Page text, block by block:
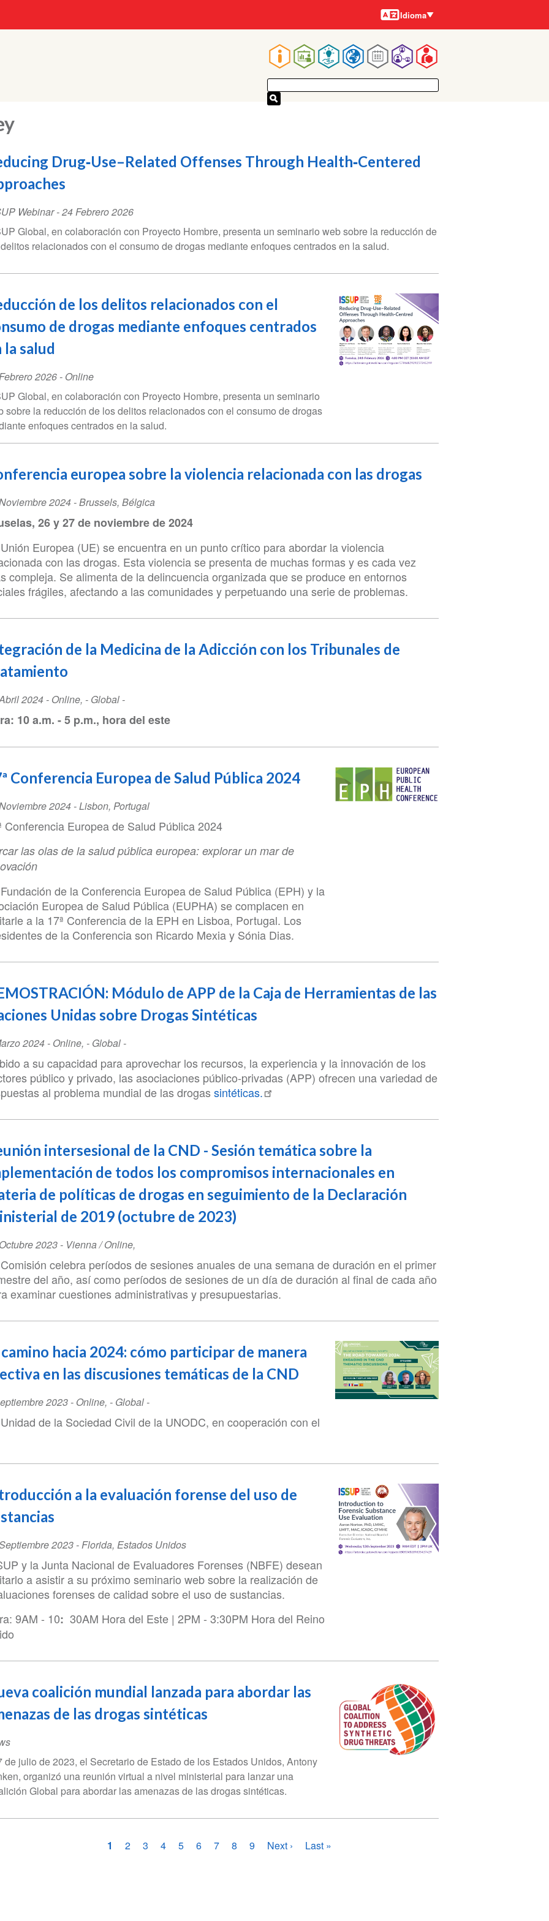
Main
navigation
Idiomas
Idioma
Drug‑Use–Related Offenses Through Health‑Centered
Webinar-24 Febrero 2026
Global, en colaboración con Proyecto Hombre, presenta un seminario web sobre la reducción de
relacionados con el consumo de drogas mediante enfoques centrados en la salud.
de los delitos relacionados con el
de drogas mediante enfoques centrados
la salud
2026 - Online
Global, en colaboración con Proyecto Hombre, presenta un seminario
sobre la reducción de los delitos relacionados con el consumo de drogas
enfoques centrados en la salud.
europea sobre la violencia relacionada con las drogas
2024 -Brussels, Bélgica
26 y 27 de noviembre de 2024
Europea (UE) se encuentra en un punto crítico para abordar la violencia
con las drogas. Esta violencia se presenta de muchas formas y es cada vez
compleja. Se alimenta de la delincuencia organizada que se produce en entornos
frágiles, afectando a las comunidades y perpetuando una serie de problemas.
de la Medicina de la Adicción con los Tribunales de
2024 - Online, - Global -
10 a.m. - 5 p.m., hora del este
Conferencia Europea de Salud Pública 2024
2024 -Lisbon, Portugal
Conferencia Europea de Salud Pública 2024
las olas de la salud pública europea: explorar un mar de
de la Conferencia Europea de Salud Pública (EPH) y la
Europea de Salud Pública (EUPHA) se complacen en
a la 17ª Conferencia de la EPH en Lisboa, Portugal. Los
de la Conferencia son Ricardo Mexia y Sónia Dias.
Módulo de APP de la Caja de Herramientas de las
Unidas sobre Drogas Sintéticas
2024 - Online, - Global -
a su capacidad para aprovechar los recursos, la experiencia y la innovación de los
público y privado, las asociaciones público-privadas (APP) ofrecen una variedad de
al problema mundial de las drogas sintéticas.
intersesional de la CND - Sesión temática sobre la
de todos los compromisos internacionales en
de políticas de drogas en seguimiento de la Declaración
de 2019 (octubre de 2023)
2023 - Vienna / Online,
celebra períodos de sesiones anuales de una semana de duración en el primer
del año, así como períodos de sesiones de un día de duración al final de cada año
examinar cuestiones administrativas y presupuestarias.
camino hacia 2024: cómo participar de manera
en las discusiones temáticas de la CND
2023 - Online, - Global -
de la Sociedad Civil de la UNODC, en cooperación con el
a la evaluación forense del uso de
2023 -Florida, Estados Unidos
y la Junta Nacional de Evaluadores Forenses (NBFE) desean
a asistir a su próximo seminario web sobre la realización de
forenses de calidad sobre el uso de sustancias.
9AM - 10: 30AM Hora del Este | 2PM - 3:30PM Hora del Reino
coalición mundial lanzada para abordar las
de las drogas sintéticas
de julio de 2023, el Secretario de Estado de los Estados Unidos, Antony
organizó una reunión virtual a nivel ministerial para lanzar una
Global para abordar las amenazas de las drogas sintéticas.
Página
1 Página
2 Página
3 Página
4 Página
5 Página
6 Página
7 Página
8 Página
9
Siguiente
Next ›
Última
Last »